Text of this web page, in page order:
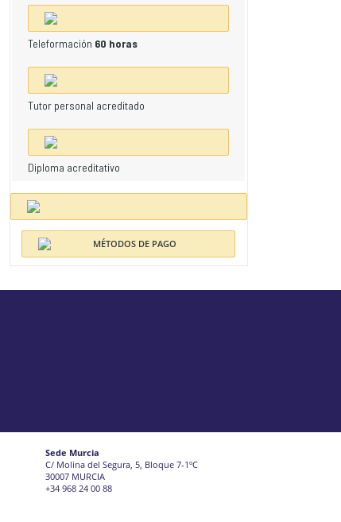
Teleformación 60 horas
Tutor personal acreditado
Diploma acreditativo
Sede Murcia
C/ Molina del Segura, 5, Bloque 7-1ºC
30007 MURCIA
+34 968 24 00 88